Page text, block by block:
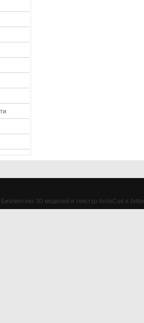
3D моделей и текстур ArchiCad и